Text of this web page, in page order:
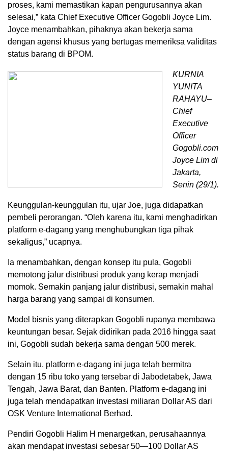
proses, kami memastikan kapan pengurusannya akan
selesai,” kata Chief Executive Officer Gogobli Joyce Lim.
Joyce menambahkan, pihaknya akan bekerja sama
dengan agensi khusus yang bertugas memeriksa validitas
status barang di BPOM.
KURNIA
YUNITA
RAHAYU–
Chief
Executive
Officer
Gogobli.com
Joyce Lim di
Jakarta,
Senin (29/1).
Keunggulan-keunggulan itu, ujar Joe, juga didapatkan
pembeli perorangan. “Oleh karena itu, kami menghadirkan
platform e-dagang yang menghubungkan tiga pihak
sekaligus,” ucapnya.
Ia menambahkan, dengan konsep itu pula, Gogobli
memotong jalur distribusi produk yang kerap menjadi
momok. Semakin panjang jalur distribusi, semakin mahal
harga barang yang sampai di konsumen.
Model bisnis yang diterapkan Gogobli rupanya membawa
keuntungan besar. Sejak didirikan pada 2016 hingga saat
ini, Gogobli sudah bekerja sama dengan 500 merek.
Selain itu, platform e-dagang ini juga telah bermitra
dengan 15 ribu toko yang tersebar di Jabodetabek, Jawa
Tengah, Jawa Barat, dan Banten. Platform e-dagang ini
juga telah mendapatkan investasi miliaran Dollar AS dari
OSK Venture International Berhad.
Pendiri Gogobli Halim H menargetkan, perusahaannya
akan mendapat investasi sebesar 50—100 Dollar AS